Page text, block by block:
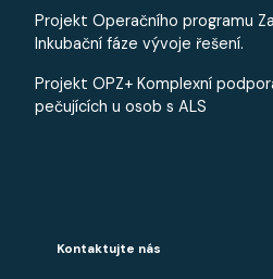
Projekt Operačního programu
Inkubační fáze vývoje řešení.
Projekt OPZ+ Komplexní
pečujících u osob s ALS
Kontaktujte nás